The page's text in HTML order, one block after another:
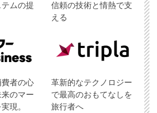
ムの提
信頼の技術と情熱で支
える
者の心
のマー
現。
革新的なテクノロジー
で最高のおもてなしを
旅行者へ